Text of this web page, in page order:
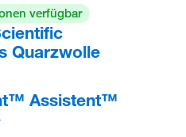
verfügbar
Quarzwolle
Assistent™